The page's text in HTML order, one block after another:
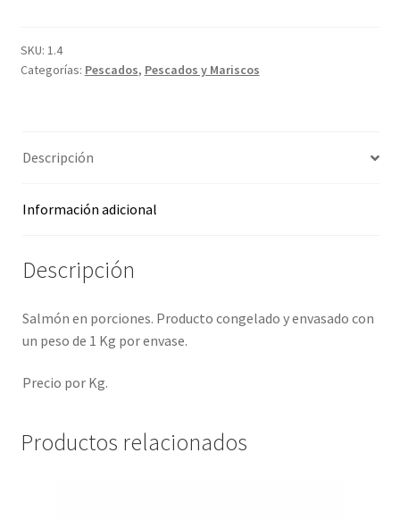
Quienes somos
Tienda
SKU: 1.4
Categorías: Pescados, Pescados y Mariscos
Descripción
Información adicional
Descripción
Salmón en porciones. Producto congelado y envasado con
un peso de 1 Kg por envase.
Precio por Kg.
Productos relacionados